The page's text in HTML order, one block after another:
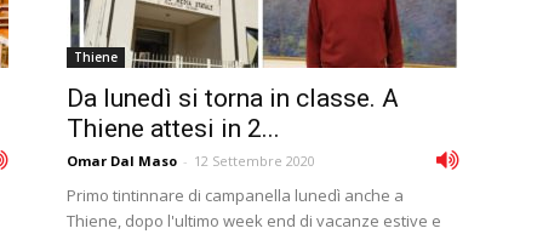
Thiene
Da lunedì si torna in classe. A
Thiene attesi in 2...
Omar Dal Maso - 12 Settembre 2020
Primo tintinnare di campanella lunedì anche a
Thiene, dopo l'ultimo week end di vacanze estive e